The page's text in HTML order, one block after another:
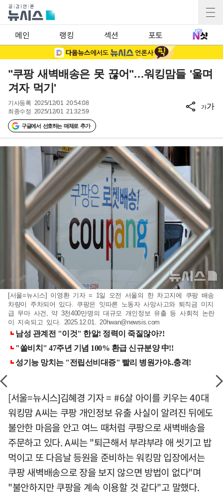
메인 랭킹 섹션 포토
"쿠팡 새벽배송은 못 끊어"…워킹맘들 '울며
겨자 먹기'
기사등록 2025/12/01 20:54:08
최종수정 2025/12/01 21:32:59
구글에서 선호하는 매체로 추가
가가
[서울=뉴시스] 이영환 기자 = 1일 오전 서울의 한 차고지에 쿠팡 배송
차량이 주차되어 있다. 쿠팡은 잇따른 노동자 사망사고와 퇴직금 미지
급 무마 사건, 약 3천400만명의 대규모 개인정보 유출 등 사회적 논란
이 지속되고 있다. 2025.12.01. 20hwan@newsis.com
[서울=뉴시스]김혜경 기자 = #6살 아이를 키우는 40대
워킹맘 A씨는 쿠팡 개인정보 유출 사실이 알려진 뒤에도
불안한 마음을 안고 여느 때처럼 쿠팡으로 새벽배송을
주문하고 있다. A씨는 "퇴근해서 부랴부랴 애 씻기고 밥
먹이고 또 다음날 등원을 준비하는 워킹맘 입장에서는
쿠팡 새벽배송으로 장을 보지 않으면 방법이 없다"며
"불안하지만 쿠팡을 계속 이용할 것 같다"고 말했다.